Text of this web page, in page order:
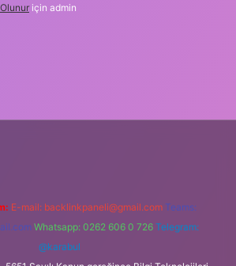
için admin
E-mail: backlinkpaneli@gmail.com Teams:
Whatsapp: 0262 606 0 726 Telegram:
@karabul